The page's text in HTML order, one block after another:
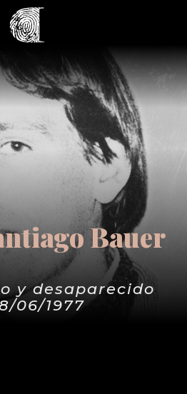
Bauer
y desaparecido
06/1977